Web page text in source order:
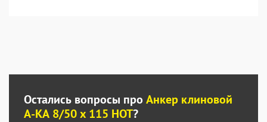
Остались вопросы про Анкер клиновой
А-КА 8/50 x 115 HOT?